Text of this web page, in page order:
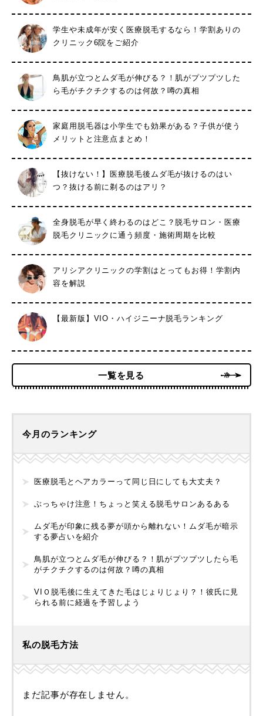
学生や未成年が安く医療脱毛するなら！学割ありの
クリニック6院をご紹介
鳥肌が立つとムダ毛が伸びる？！肌がプツプツした
ら毛がチクチクするのは何故？噂の真相
家庭用脱毛器は小学生でも効果がある？子供が使う
メリットと注意点まとめ！
【抜けない！】医療脱毛後ムダ毛が抜けるのはい
つ？抜ける前に剃るのはアリ？
全身脱毛が早く終わるのはどこ？脱毛サロン・医療
脱毛クリニックに通う頻度・施術周期を比較
アリシアクリニックの学割はとってもお得！学割内
容を解説
【最新版】VIO・ハイジニーナ脱毛ランキング
一覧を見る
今月のランキング
医療脱毛とヘアカラーって同じ日にしても大丈夫？
ぶっちゃけ注意！ちょっと笑える脱毛サロンあるある
ムダ毛が印象に残る夢が頭から離れない！ムダ毛が暗示
する夢占いを紹介
鳥肌が立つとムダ毛が伸びる？！肌がプツプツしたら毛
がチクチクするのは何故？噂の真相
VIＯ脱毛後に生えてきた毛はじょりじょり？！彼氏に見
られる前に経過を予習しよう
私の脱毛方法
まだ記事が存在しません。